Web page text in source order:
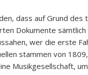
dass auf Grund des
Dokumente
wer die erste
stammen von
Musikgesellschaft,